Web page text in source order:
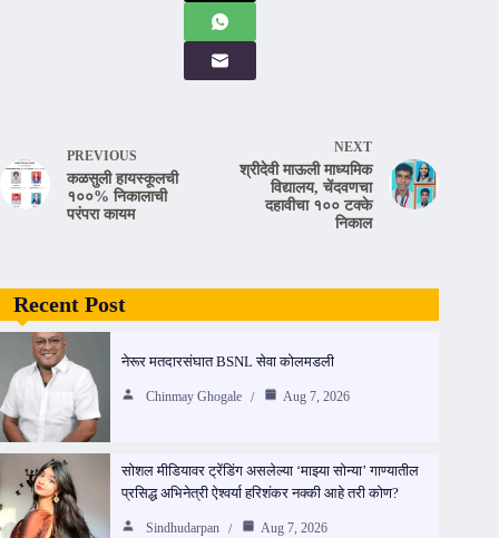
PREVIOUS
कळसुली हायस्कूलची
१००% निकालाची
परंपरा कायम
NEXT
श्रीदेवी माऊली माध्यमिक
विद्यालय, चेंदवणचा
दहावीचा १०० टक्के
निकाल
Recent Post
नेरूर मतदारसंघात BSNL सेवा कोलमडली
Chinmay Ghogale Aug 7, 2026
सोशल मीडियावर ट्रेंडिंग असलेल्या ‘माझ्या सोन्या’ गाण्यातील
प्रसिद्ध अभिनेत्री ऐश्वर्या हरिशंकर नक्की आहे तरी कोण?
Sindhudarpan Aug 7, 2026